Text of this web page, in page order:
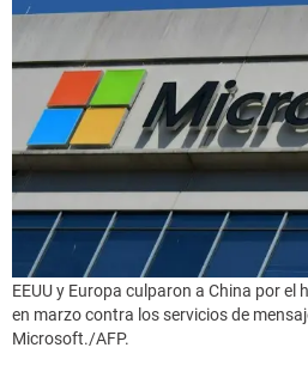
EEUU y Europa culparon a China por el
en marzo contra los servicios de
Microsoft./AFP.